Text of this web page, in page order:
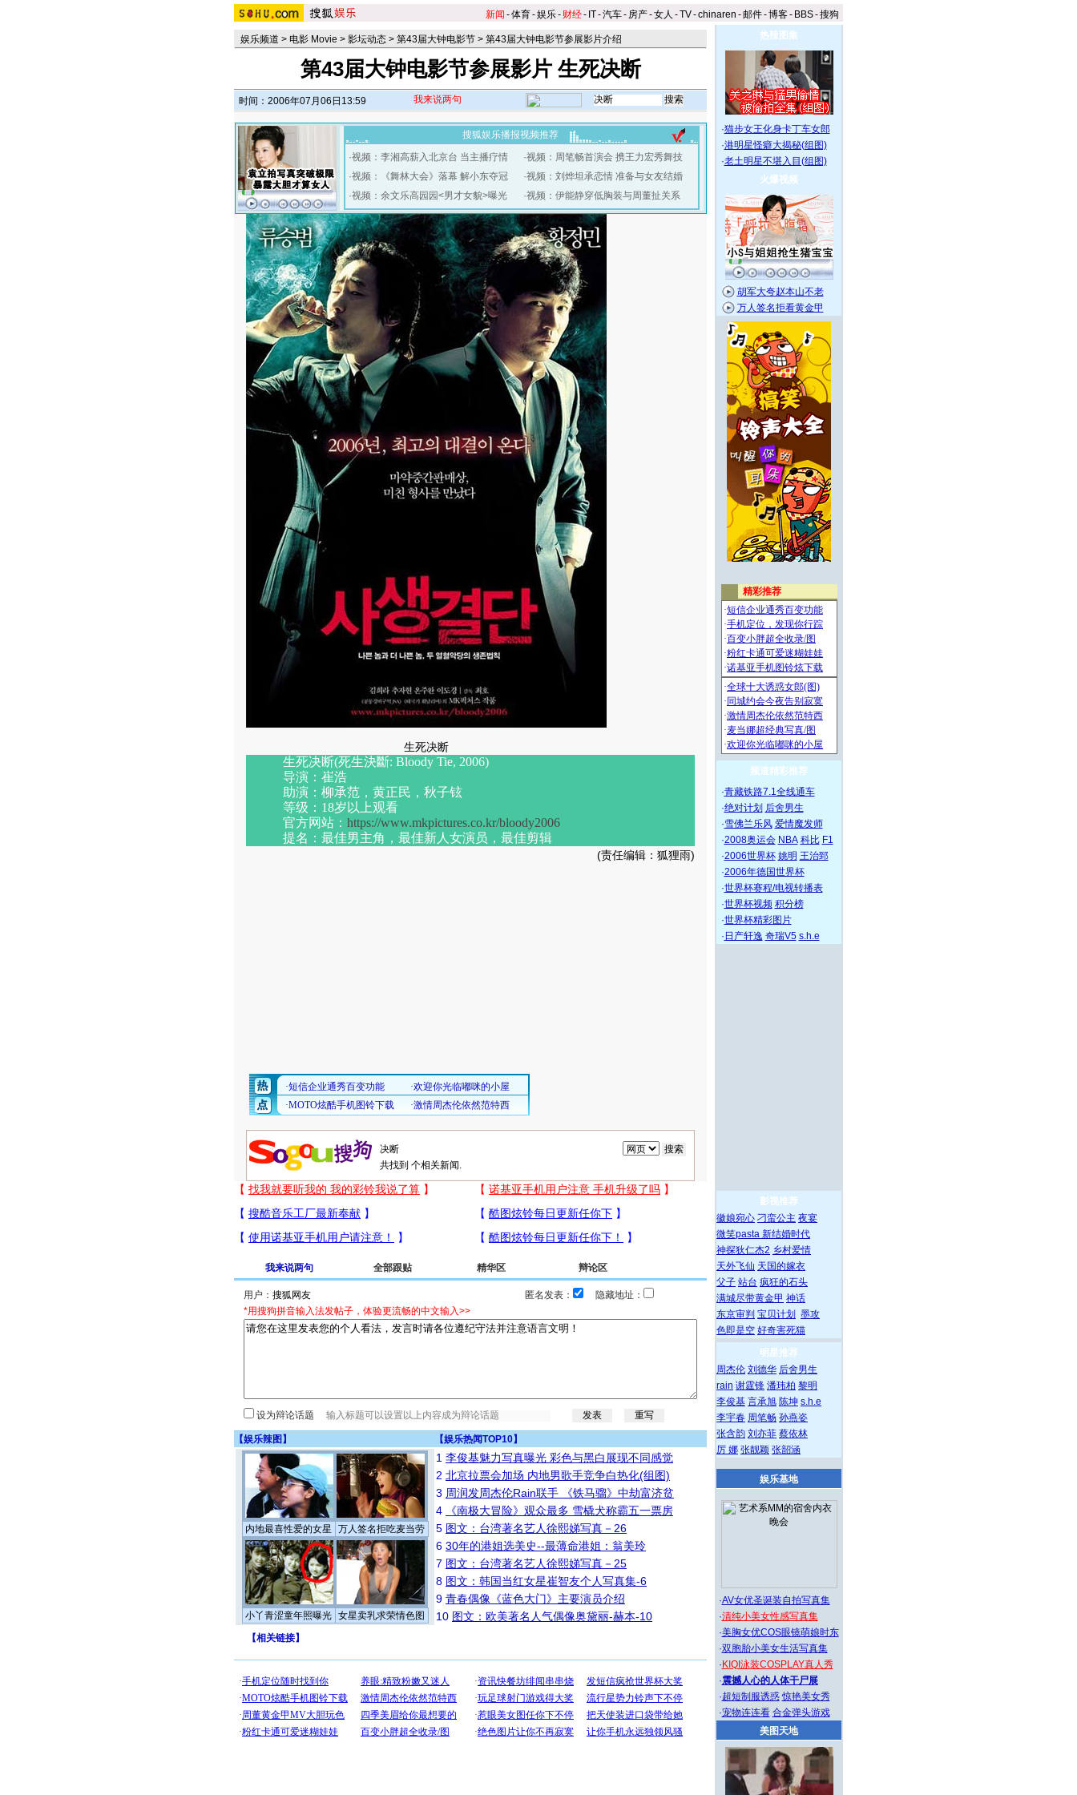
新闻 -体育-娱乐- 财经- IT-汽车- 房产-女人 -TV-chinaren -邮件-博客- BBS-搜狗
娱乐频道 > 电影 Movie > 影坛动态 > 第43届大钟电影节 > 第43届大钟电影节参展影片介绍
第43届大钟电影节参展影片 生死决断
时间：2006年07月06日13:59 我来说两句
搜狐娱乐播报视频推荐
·视频：李湘高薪入北京台 当主播疗情
·视频：《舞林大会》落幕 解小东夺冠
·视频：余文乐高园园<男才女貌>曝光
·视频：周笔畅首演会 携王力宏秀舞技
·视频：刘烨坦承恋情 准备与女友结婚
·视频：伊能静穿低胸装与周董扯关系
生死决断
生死决断(死生決斷: Bloody Tie, 2006)
导演：崔浩
助演：柳承范，黄正民，秋子铉
等级： 18岁以上观看
官方网站： https://www.mkpictures.co.kr/bloody2006
提名：最佳男主角，最佳新人女演员，最佳剪辑
(责任编辑：狐狸雨)
共找到 个相关新闻.
我来说两句 全部跟贴 精华区 辩论区
用户： 匿名发表：
隐藏地址：
*用搜狗拼音输入法发帖子，体验更流畅的中文输入>>
设为辩论话题
【娱乐辣图 】 【娱乐热闻TOP10】
内地最喜性爱的女星 万人签名拒吃麦当劳
小丫青涩童年照曝光 女星卖乳求荣情色图
1 李俊基魅力写真曝光 彩色与黑白展现不同感觉
2 北京拉票会加场 内地男歌手竞争白热化(组图)
3 周润发周杰伦Rain联手 《铁马骝》中劫富济贫
4
《南极大冒险》观众最多 雪橇犬称霸五一票房
5 图文：台湾著名艺人徐熙娣写真－26
6 30年的港姐选美史--最薄命港姐：翁美玲
7 图文：台湾著名艺人徐熙娣写真－25
8 图文：韩国当红女星崔智友个人写真集-6
9 青春偶像《蓝色大门》主要演员介绍
10 图文：欧美著名人气偶像奥黛丽-赫本-10
【相关链接】
热辣图集
·猫步女王化身卡丁车女郎
·港明星怪癖大揭秘(组图)
·老土明星不堪入目(组图)
火爆视频
胡军大夸赵本山不老
万人签名拒看黄金甲
频道精彩推荐
·青藏铁路7.1全线通车
·绝对计划 后舍男生
·雪佛兰乐风 爱情魔发师
·2008奥运会 NBA 科比 F1
·2006世界杯 姚明 王治郅
·2006年德国世界杯
·世界杯赛程/电视转播表
·世界杯视频 积分榜
·世界杯精彩图片
· 日产轩逸 奇瑞V5 s.h.e
影视推荐
徽娘宛心 刁蛮公主 夜宴
微笑pasta 新结婚时代
神探狄仁杰2 乡村爱情
天外飞仙 天国的嫁衣
父子 站台 疯狂的石头
满城尽带黄金甲 神话
东京审判 宝贝计划
墨攻
色即是空 好奇害死猫
明星推荐
周杰伦 刘德华 后舍男生
rain 谢霆锋 潘玮柏 黎明
李俊基 言承旭 陈坤 s.h.e
李宇春 周笔畅 孙燕姿
张含韵 刘亦菲 蔡依林
厉 娜 张靓颖 张韶涵
娱乐基地
·AV女优圣诞装自拍写真集
·清纯小美女性感写真集
·美胸女优COS眼镜萌娘时东
·双胞胎小美女生活写真集
· KIQI泳装COSPLAY真人秀
·震撼人心的人体干尸展
·超短制服诱惑 惊艳美女秀
·宠物连连看 合金弹头游戏
美图天地